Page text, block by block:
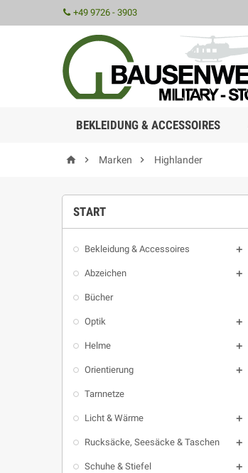
+49 9726 - 3903
BEKLEIDUNG & ACCESSOIRES
  Marken  Highlander
START
Bekleidung & Accessoires 
Abzeichen 
Bücher
Optik 
Helme 
Orientierung 
Tarnnetze
Licht & Wärme 
Rucksäcke, Seesäcke & Taschen 
Schuhe & Stiefel 